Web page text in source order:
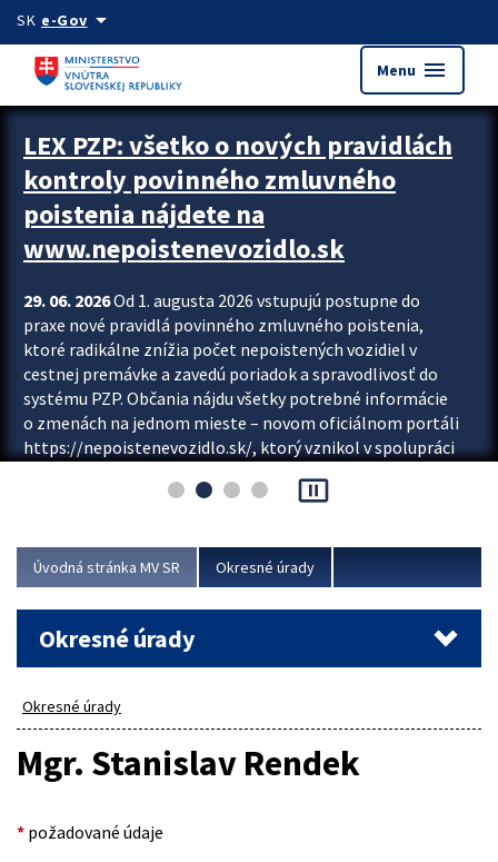
Preskocit na hlavný obsah
SK e-Govarrow_drop_down
Menu menu
Zastavit automatický posun upútavok
LEX PZP: všetko o nových pravidlách
kontroly povinného zmluvného
poistenia nájdete na
www.nepoistenevozidlo.sk
29. 06. 2026Od 1. augusta 2026 vstupujú postupne do
praxe nové pravidlá povinného zmluvného poistenia,
ktoré radikálne znížia počet nepoistených vozidiel v
cestnej premávke a zavedú poriadok a spravodlivosť do
systému PZP. Občania nájdu všetky potrebné informácie
o zmenách na jednom mieste – novom oficiálnom portáli
https://nepoistenevozidlo.sk/, ktorý vznikol v spolupráci
asociácie poisťovní (SLASPO) a Ministerstva vnútra SR.
Viac
pause_presentation
Úvodná stránka MV SR Okresné úrady
Okresné úrady
Okresné úrady
Mgr. Stanislav Rendek
* požadované údaje